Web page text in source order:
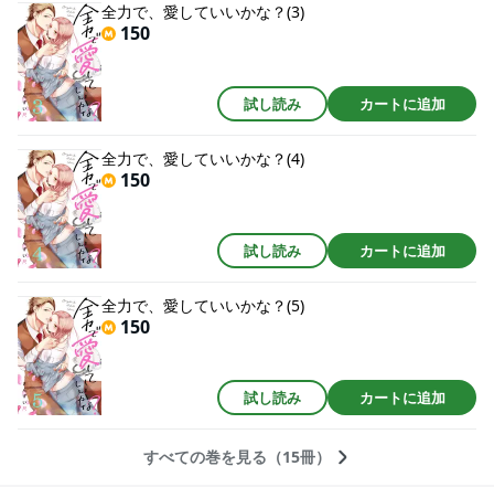
全力で、愛していいかな？(3)
150
試し読み カートに追加
全力で、愛していいかな？(4)
150
試し読み カートに追加
全力で、愛していいかな？(5)
150
試し読み カートに追加
すべての巻を見る（15冊）